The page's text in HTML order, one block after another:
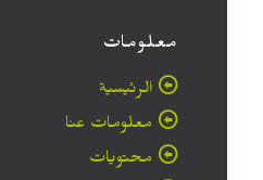
معلومات
الرئيسية
معلومات عنا
محتويات